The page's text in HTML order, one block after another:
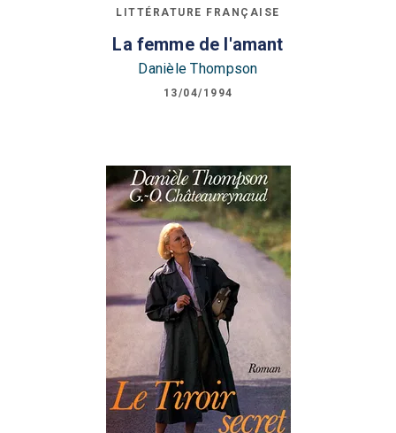
LITTÉRATURE FRANÇAISE
La femme de l'amant
Danièle Thompson
13/04/1994